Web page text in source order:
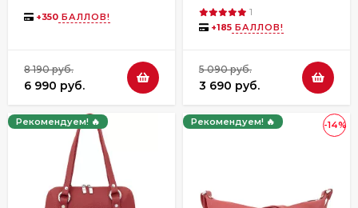
+350 БАЛЛОВ!
8 190 руб.
6 990 руб.
1
+185 БАЛЛОВ!
5 090 руб.
3 690 руб.
Рекомендуем! 🔥 -14%
Рекомендуем! 🔥